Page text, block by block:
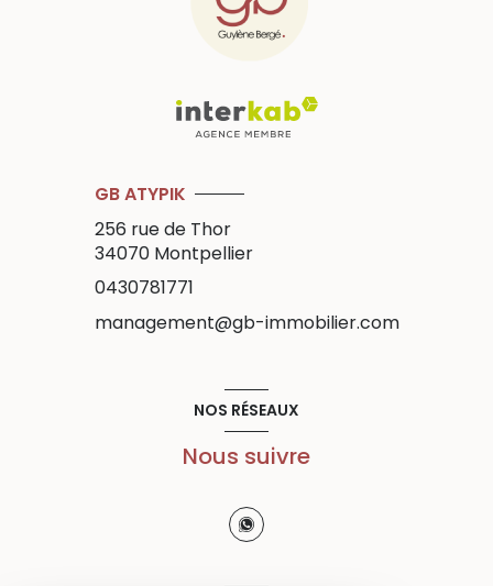
GB ATYPIK
256 rue de Thor
34070 Montpellier
0430781771
management@gb-immobilier.com
NOS RÉSEAUX
Nous suivre